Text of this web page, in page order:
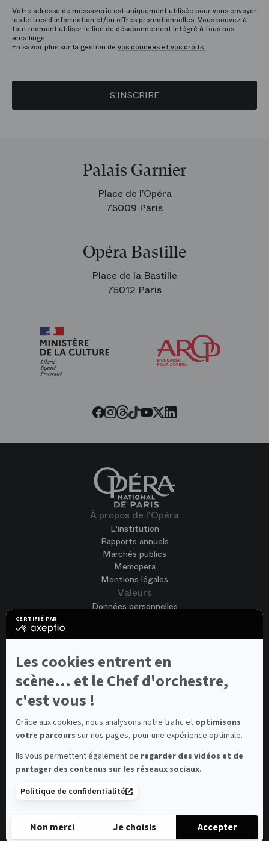
CERTIFIÉ PAR
certifié
En
plus
Axeptio
Les cookies entrent en
scène... et le Chef d'orchestre,
c'est vous !
Grâce aux cookies, nous analysons notre trafic et optimisons
votre parcours sur nos pages, pour une expérience optimale.
Ils vous permettent également de regarder des vidéos et de
partager des contenus sur les réseaux sociaux.
Politique de confidentialité
Non merci Je choisis Accepter
Votre adresse de messagerie est uniquement utilisée pour vous envoyer
les lettres d’information et/ou offres promotionnelles. Vous pouvez à
tout moment utiliser le lien de désabonnement intégré à tous nos
emailings.
En savoir plus sur la gestion de vos données et vos droits.
S’INSCRIRE
Palais Garnier
Place de l’Opéra
75009 Paris
Opéra Bastille
Place de la Bastille
75012 Paris
Facebook
Instagram
Threads
Tiktok
Youtube
Twitter
LinkedIn
À propos de l'Opéra
L'institution
Rapports annuels
Marchés publics
Memopera
Mentions légales
Valeurs
Données personnelles
Nous rejoindre
Candidature spontanée
Concours et auditions
Contacts
Contacts spectateurs et visiteurs
Médiateur de la consommation
Newsletter
FAQ